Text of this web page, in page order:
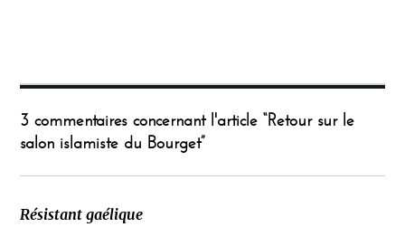
3 commentaires concernant l'article “Retour sur le
salon islamiste du Bourget”
Résistant gaélique